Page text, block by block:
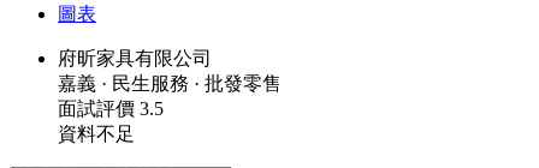
圖表
府昕家具有限公司
嘉義 · 民生服務 · 批發零售
面試評價 3.5
資料不足